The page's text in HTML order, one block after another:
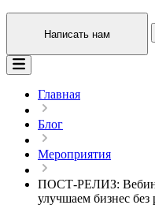
Написать нам
Главная
Блог
Мероприятия
ПОСТ-РЕЛИЗ:
улучшаем бизнес